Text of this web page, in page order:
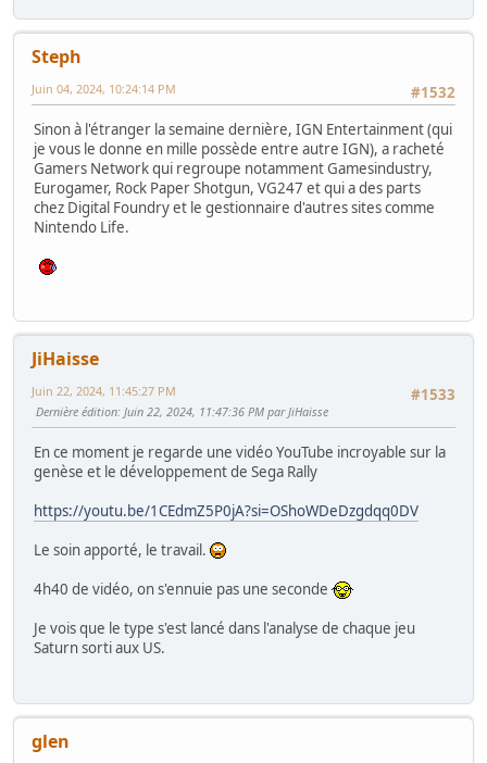
Steph
#1532
Juin 04, 2024, 10:24:14 PM
Sinon à l'étranger la semaine dernière, IGN Entertainment (qui
je vous le donne en mille possède entre autre IGN), a racheté
Gamers Network qui regroupe notamment Gamesindustry,
Eurogamer, Rock Paper Shotgun, VG247 et qui a des parts
chez Digital Foundry et le gestionnaire d'autres sites comme
Nintendo Life.
JiHaisse
#1533
Juin 22, 2024, 11:45:27 PM
Dernière édition: Juin 22, 2024, 11:47:36 PM par JiHaisse
En ce moment je regarde une vidéo YouTube incroyable sur la
genèse et le développement de Sega Rally
https://youtu.be/1CEdmZ5P0jA?si=OShoWDeDzgdqq0DV
Le soin apporté, le travail.
4h40 de vidéo, on s'ennuie pas une seconde
Je vois que le type s'est lancé dans l'analyse de chaque jeu
Saturn sorti aux US.
glen